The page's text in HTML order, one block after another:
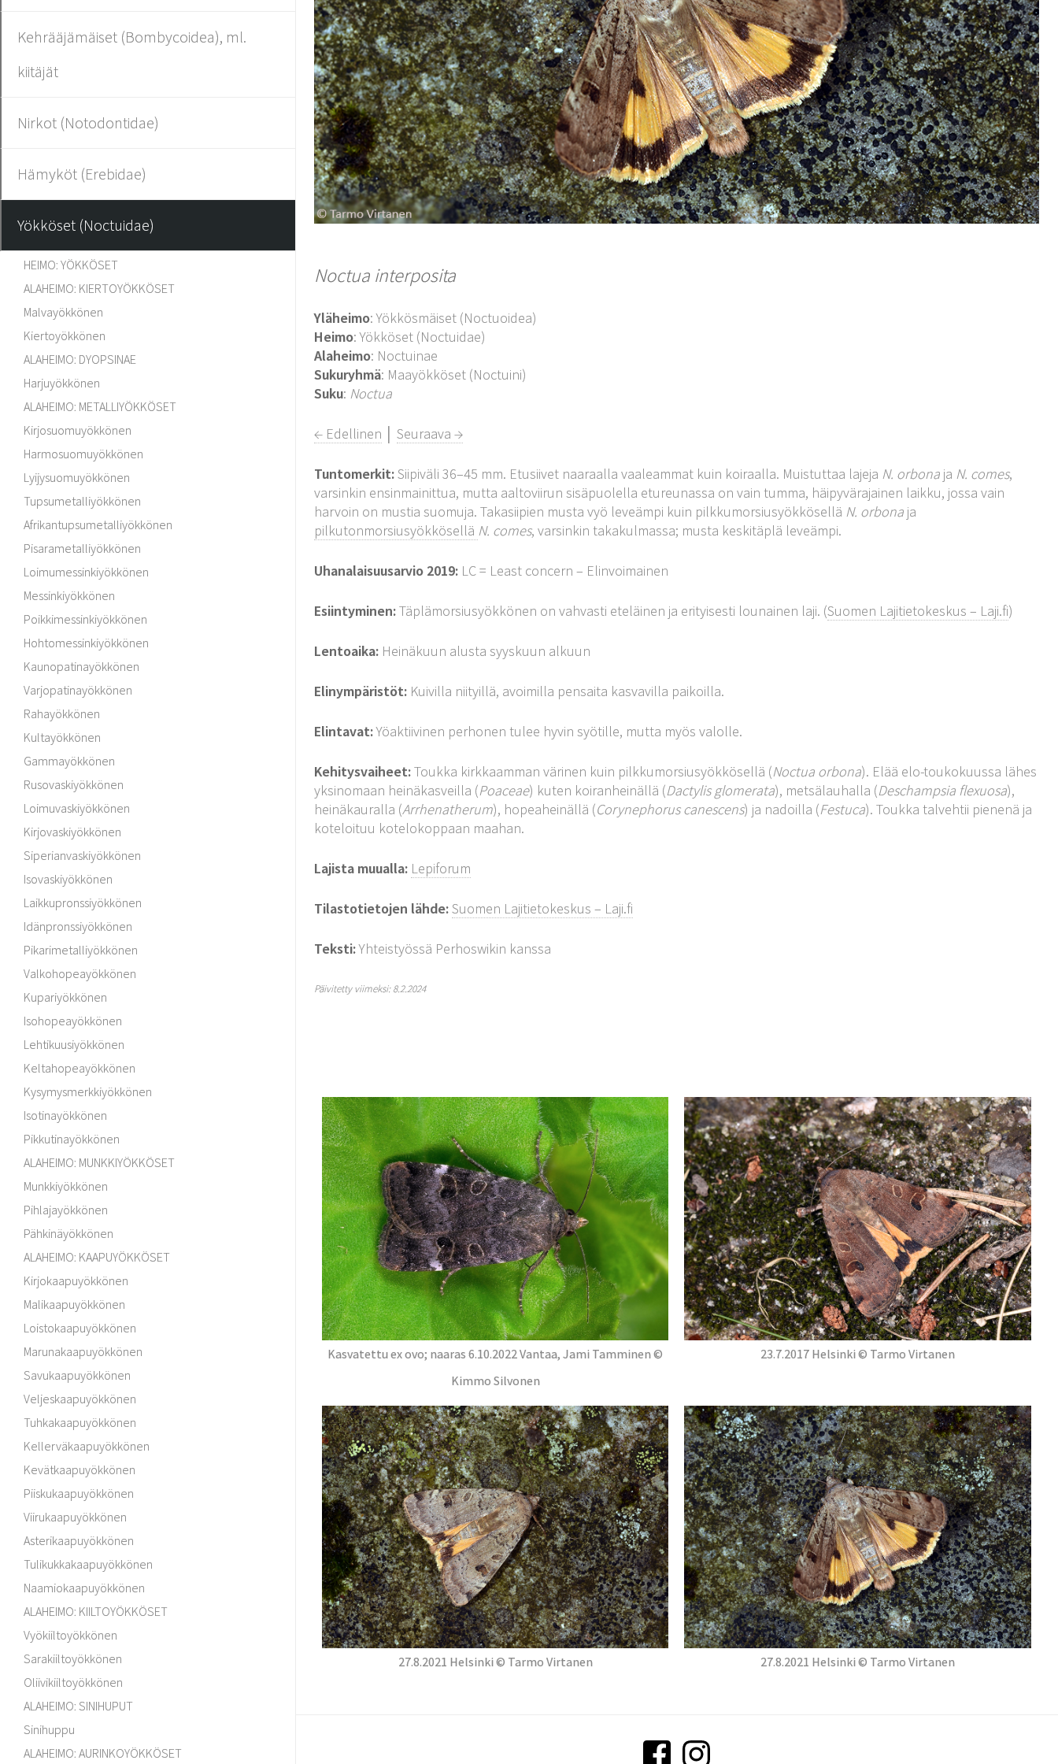
Kehrääjämäiset (Bombycoidea), ml.
kiitäjät
Nirkot (Notodontidae)
Hämyköt (Erebidae)
Yökköset (Noctuidae)
HEIMO: YÖKKÖSET
ALAHEIMO: KIERTOYÖKKÖSET
Malvayökkönen
Kiertoyökkönen
ALAHEIMO: DYOPSINAE
Harjuyökkönen
ALAHEIMO: METALLIYÖKKÖSET
Kirjosuomuyökkönen
Harmosuomuyökkönen
Lyijysuomuyökkönen
Tupsumetalliyökkönen
Afrikantupsumetalliyökkönen
Pisarametalliyökkönen
Loimumessinkiyökkönen
Messinkiyökkönen
Poikkimessinkiyökkönen
Hohtomessinkiyökkönen
Kaunopatinayökkönen
Varjopatinayökkönen
Rahayökkönen
Kultayökkönen
Gammayökkönen
Rusovaskiyökkönen
Loimuvaskiyökkönen
Kirjovaskiyökkönen
Siperianvaskiyökkönen
Isovaskiyökkönen
Laikkupronssiyökkönen
Idänpronssiyökkönen
Pikarimetalliyökkönen
Valkohopeayökkönen
Kupariyökkönen
Isohopeayökkönen
Lehtikuusiyökkönen
Keltahopeayökkönen
Kysymysmerkkiyökkönen
Isotinayökkönen
Pikkutinayökkönen
ALAHEIMO: MUNKKIYÖKKÖSET
Munkkiyökkönen
Pihlajayökkönen
Pähkinäyökkönen
ALAHEIMO: KAAPUYÖKKÖSET
Kirjokaapuyökkönen
Malikaapuyökkönen
Loistokaapuyökkönen
Marunakaapuyökkönen
Savukaapuyökkönen
Veljeskaapuyökkönen
Tuhkakaapuyökkönen
Kellerväkaapuyökkönen
Kevätkaapuyökkönen
Piiskukaapuyökkönen
Viirukaapuyökkönen
Asterikaapuyökkönen
Tulikukkakaapuyökkönen
Naamiokaapuyökkönen
ALAHEIMO: KIILTOYÖKKÖSET
Vyökiiltoyökkönen
Sarakiiltoyökkönen
Oliivikiiltoyökkönen
ALAHEIMO: SINIHUPUT
Sinihuppu
ALAHEIMO: AURINKOYÖKKÖSET
Noctua interposita
Yläheimo: Yökkösmäiset (Noctuoidea)
Heimo: Yökköset (Noctuidae)
Alaheimo: Noctuinae
Sukuryhmä: Maayökköset (Noctuini)
Suku: Noctua
← Edellinen │Seuraava →
Tuntomerkit:Siipiväli 36–45 mm. Etusiivet naaraalla vaaleammat kuin koiraalla. Muistuttaa lajeja N. orbona ja N. comes,
varsinkin ensinmainittua, mutta aaltoviirun sisäpuolella etureunassa on vain tumma, häipyvärajainen laikku, jossa vain
harvoin on mustia suomuja. Takasiipien musta vyö leveämpi kuin pilkkumorsiusyökkösellä N. orbona ja
pilkutonmorsiusyökkösellä N. comes, varsinkin takakulmassa; musta keskitäplä leveämpi.
Uhanalaisuusarvio 2019: LC = Least concern – Elinvoimainen
Esiintyminen:Täplämorsiusyökkönen on vahvasti eteläinen ja erityisesti lounainen laji. (Suomen Lajitietokeskus – Laji.fi)
Lentoaika: Heinäkuun alusta syyskuun alkuun
Elinympäristöt: Kuivilla niityillä, avoimilla pensaita kasvavilla paikoilla.
Elintavat:Yöaktiivinen perhonen tulee hyvin syötille, mutta myös valolle.
Kehitysvaiheet:Toukka kirkkaamman värinen kuin pilkkumorsiusyökkösellä (Noctua orbona). Elää elo-toukokuussa lähes
yksinomaan heinäkasveilla (Poaceae) kuten koiranheinällä (Dactylis glomerata), metsälauhalla (Deschampsia flexuosa),
heinäkauralla (Arrhenatherum), hopeaheinällä (Corynephorus canescens) ja nadoilla (Festuca). Toukka talvehtii pienenä ja
koteloituu kotelokoppaan maahan.
Lajista muualla: Lepiforum
Tilastotietojen lähde:Suomen Lajitietokeskus – Laji.fi
Teksti:Yhteistyössä Perhoswikin kanssa
Päivitetty viimeksi: 8.2.2024
Kasvatettu ex ovo; naaras 6.10.2022 Vantaa, Jami Tamminen ©
Kimmo Silvonen
23.7.2017 Helsinki © Tarmo Virtanen
27.8.2021 Helsinki © Tarmo Virtanen 27.8.2021 Helsinki © Tarmo Virtanen